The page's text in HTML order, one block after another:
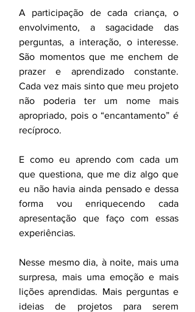
A participação de cada criança, o
envolvimento, a sagacidade das
perguntas, a interação, o interesse.
São momentos que me enchem de
prazer e aprendizado constante.
Cada vez mais sinto que meu projeto
não poderia ter um nome mais
apropriado, pois o “encantamento” é
recíproco.
E como eu aprendo com cada um
que questiona, que me diz algo que
eu não havia ainda pensado e dessa
forma vou enriquecendo cada
apresentação que faço com essas
experiências.
Nesse mesmo dia, à noite, mais uma
surpresa, mais uma emoção e mais
lições aprendidas. Mais perguntas e
ideias de projetos para serem